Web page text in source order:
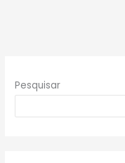
Pesquisar